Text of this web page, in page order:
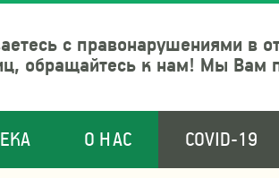
с правонарушениями в
обращайтесь к нам! Мы Вам
О НАС COVID-19